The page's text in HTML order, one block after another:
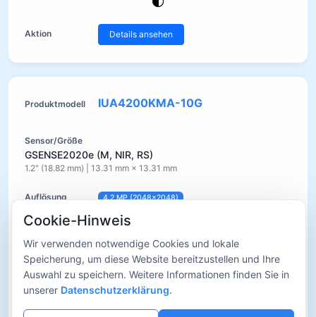
Details ansehen
IUA4200KMA-10G
GSENSE2020e (M, NIR, RS)
1.2" (18.82 mm) | 13.31 mm × 13.31 mm
4.2 MP (2048×2048)
6.5 µm × 6.5 µm
Rolling-Shutter
45 fps @ 2048×2048
45 fps @ 1024×1024
Cookie-Hinweis
Wir verwenden notwendige Cookies und lokale
Speicherung, um diese Website bereitzustellen und Ihre
Auswahl zu speichern. Weitere Informationen finden Sie in
unserer Datenschutzerklärung.